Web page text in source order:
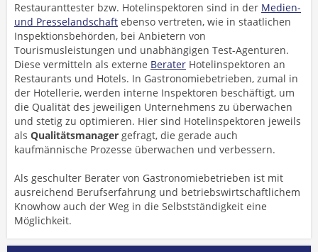
Restauranttester bzw. Hotelinspektoren sind in der Medien-
und Presselandschaft ebenso vertreten, wie in staatlichen
Inspektionsbehörden, bei Anbietern von
Tourismusleistungen und unabhängigen Test-Agenturen.
Diese vermitteln als externe Berater Hotelinspektoren an
Restaurants und Hotels. In Gastronomiebetrieben, zumal in
der Hotellerie, werden interne Inspektoren beschäftigt, um
die Qualität des jeweiligen Unternehmens zu überwachen
und stetig zu optimieren. Hier sind Hotelinspektoren jeweils
als Qualitätsmanager gefragt, die gerade auch
kaufmännische Prozesse überwachen und verbessern.
Als geschulter Berater von Gastronomiebetrieben ist mit
ausreichend Berufserfahrung und betriebswirtschaftlichem
Knowhow auch der Weg in die Selbstständigkeit eine
Möglichkeit.